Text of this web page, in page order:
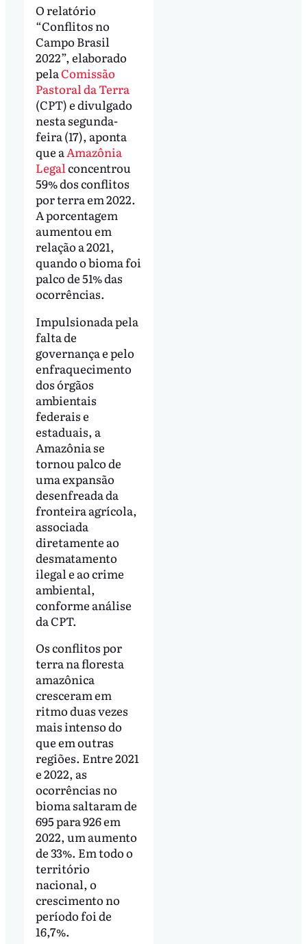
O relatório
“Conflitos no
Campo Brasil
2022”, elaborado
pelaComissão
Pastoral da Terra
(CPT) e divulgado
nesta segunda-
feira (17), aponta
que a Amazônia
Legal concentrou
59% dos conflitos
por terra em 2022.
A porcentagem
aumentou em
relação a 2021,
quando o bioma foi
palco de 51% das
ocorrências.
Impulsionada pela
falta de
governança e pelo
enfraquecimento
dos órgãos
ambientais
federais e
estaduais, a
Amazônia se
tornou palco de
uma expansão
desenfreada da
fronteira agrícola,
associada
diretamente ao
desmatamento
ilegal e ao crime
ambiental,
conforme análise
da CPT.
Os conflitos por
terra na floresta
amazônica
cresceram em
ritmo duas vezes
mais intenso do
que em outras
regiões. Entre 2021
e 2022, as
ocorrências no
bioma saltaram de
695 para 926 em
2022, um aumento
de 33%. Em todo o
território
nacional, o
crescimento no
período foi de
16,7%.